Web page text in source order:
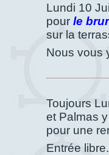
Lundi 10
pour le
sur la
Nous vous
Toujours
et Palmas
pour une
Entrée libre.